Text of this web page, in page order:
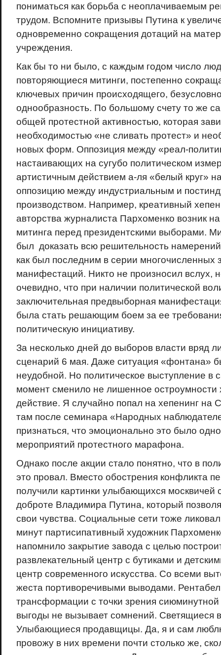
пониматься как борьба с неоплачиваемым
трудом. Вспомните призывы Путина к
одновременно сокращения дотаций на
учреждения.
Как бы то ни было, с каждым годом число
повторяющиеся митинги, постепенно
ключевых причин происходящего,
однообразность. По большому счету то же
общей протестной активностью, которая
необходимостью «не сливать протест» и
новых форм. Оппозиция между «реал-
настаивающих на сугубо политическом
артистичным действием а-ля «белый круг»
оппозицию между индустриальным и
производством. Например, креативный
авторства журналиста Пархоменко возник
митинга перед президентскими выборами.
был доказать всю решительность
как был последним в серии многочисленных
манифестаций. Никто не произносил вслух,
очевидно, что при наличии политической
заключительная предвыборная
была стать решающим боем за ее
политическую инициативу.
За несколько дней до выборов власти вряд
сценарий 6 мая. Даже ситуация «фонтана»
неудобной. Но политическое выступление
момент сменило не лишенное остроумности
действие. Я случайно попал на хепенинг на
там после семинара «Народных
признаться, что эмоционально это было
мероприятий протестного марафона.
Однако после акции стало понятно, что в
это провал. Вместо обострения конфликта
получили картинки улыбающихся москвичей
доброте Владимира Путина, который
свои чувства. Социальные сети тоже
минут партисипативный художник
напомнило закрытие завода с целью
развлекательный центр с бутиками и
центр современного искусства. Со всеми
жеста портиворечивыми выводами.
трансформации с точки зрения сиюминутной
выгоды не вызывает сомнений. Светящиеся
Улыбающиеся продавщицы. Да, я и сам
провожу в них времени почти столько же,